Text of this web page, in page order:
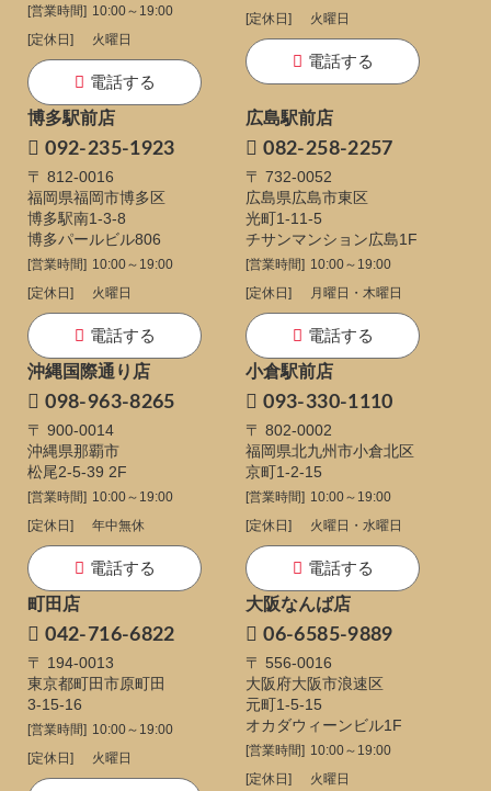
[営業時間] 10:00～19:00
[定休日]
火曜日
電話する
[定休日]
火曜日
電話する
博多駅前店
092-235-1923
〒 812-0016
福岡県福岡市博多区
博多駅南1-3-8
博多パールビル806
[営業時間] 10:00～19:00
[定休日]
火曜日
電話する
広島駅前店
082-258-2257
〒 732-0052
広島県広島市東区
光町1-11-5
チサンマンション広島1F
[営業時間] 10:00～19:00
[定休日]
月曜日・木曜日
電話する
沖縄国際通り店
098-963-8265
〒 900-0014
沖縄県那覇市
松尾2-5-39 2F
[営業時間] 10:00～19:00
[定休日]
年中無休
電話する
小倉駅前店
093-330-1110
〒 802-0002
福岡県北九州市小倉北区
京町1-2-15
[営業時間] 10:00～19:00
[定休日]
火曜日・水曜日
電話する
町田店
042-716-6822
〒 194-0013
東京都町田市原町田
3-15-16
[営業時間] 10:00～19:00
[定休日]
火曜日
大阪なんば店
06-6585-9889
〒 556-0016
大阪府大阪市浪速区
元町1-5-15
オカダウィーンビル1F
[営業時間] 10:00～19:00
[定休日]
火曜日